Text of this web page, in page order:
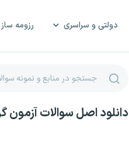
دولتی و سراسری رزومه ساز
دانلود اصل سوالات آزمون